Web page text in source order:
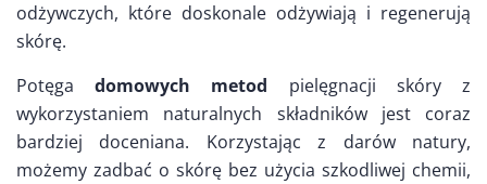
odżywczych, które doskonale odżywiają i regenerują
skórę.
Potęgadomowych metod pielęgnacji skóry z
wykorzystaniem naturalnych składników jest coraz
bardziej doceniana. Korzystając z darów natury,
możemy zadbać o skórę bez użycia szkodliwej chemii,